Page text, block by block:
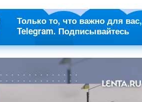
Только то, что важно для
Telegram. Подписывайтесь